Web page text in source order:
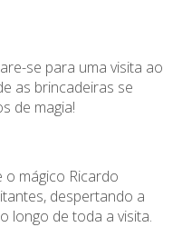
se para uma visita ao
as brincadeiras se
de magia!
o mágico Ricardo
despertando a
longo de toda a visita.